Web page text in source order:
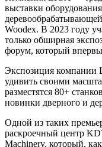
выставки
Woodex. В 2023 году
только обширная
форум, который
Экспозиция компании
удивить своими
разместятся 80+
новинки дверного и
Одной из таких
раскроечный центр
Machinery, который,